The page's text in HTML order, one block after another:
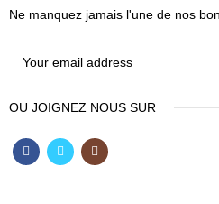
Ne manquez jamais l'une de nos
OU JOIGNEZ NOUS SUR